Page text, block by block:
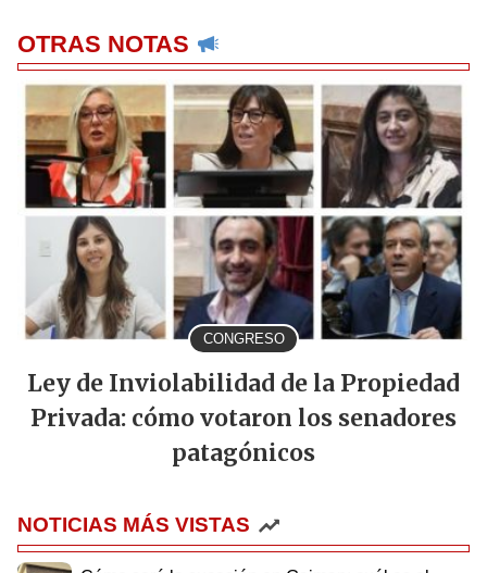
OTRAS NOTAS
CONGRESO
Ley de Inviolabilidad de la Propiedad
Privada: cómo votaron los senadores
patagónicos
NOTICIAS MÁS VISTAS